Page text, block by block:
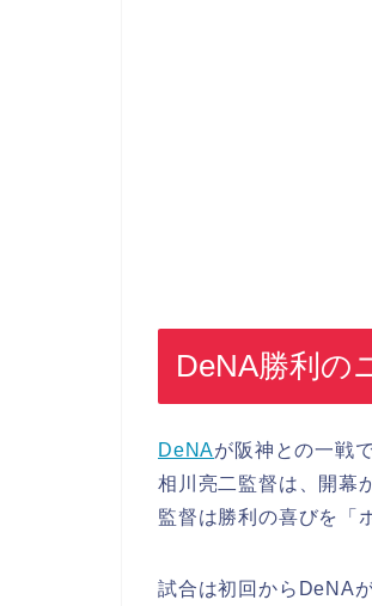
DeNA勝利の
DeNAが阪神との一戦
相川亮二監督は、開幕
監督は勝利の喜びを「
試合は初回からDeNA